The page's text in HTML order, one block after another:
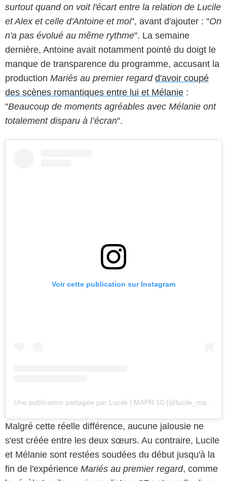
surtout quand on voit l'écart entre la relation de Lucile
et Alex et celle d'Antoine et moi", avant d'ajouter : "On
n'a pas évolué au même rythme". La semaine
dernière, Antoine avait notamment pointé du doigt le
manque de transparence du programme, accusant la
production Mariés au premier regard d'avoir coupé
des scènes romantiques entre lui et Mélanie :
"Beaucoup de moments agréables avec Mélanie ont
totalement disparu à l’écran".
Voir cette publication sur Instagram
Une publication partagée par Lucile | MAPR 10 (@lucile_mapr10)
Malgré cette réelle différence, aucune jalousie ne
s'est créée entre les deux sœurs. Au contraire, Lucile
et Mélanie sont restées soudées du début jusqu'à la
fin de l'expérience Mariés au premier regard, comme